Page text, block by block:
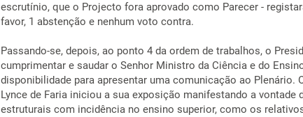
escrutínio, que o Projecto fora aprovado como Parecer -
favor, 1 abstenção e nenhum voto contra.
Passando-se, depois, ao ponto 4 da ordem de trabalhos, o
cumprimentar e saudar o Senhor Ministro da Ciência e do
disponibilidade para apresentar uma comunicação ao Plenário.
Lynce de Faria iniciou a sua exposição manifestando a vontade
estruturais com incidência no ensino superior, como os